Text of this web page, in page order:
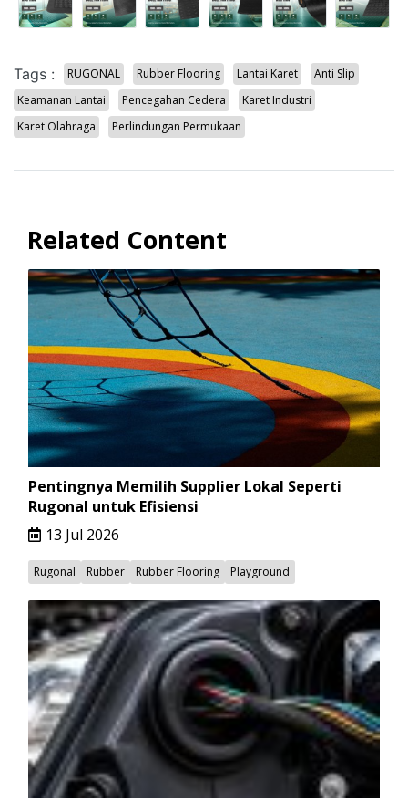
Tags : RUGONAL Rubber Flooring Lantai Karet
Anti Slip
Keamanan Lantai
Pencegahan Cedera
Karet Industri
Karet Olahraga
Perlindungan Permukaan
Related Content
Pentingnya Memilih Supplier Lokal Seperti
Rugonal untuk Efisiensi
13 Jul 2026
Rugonal Rubber Rubber Flooring Playground